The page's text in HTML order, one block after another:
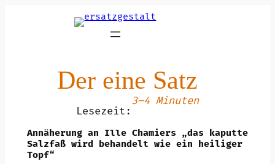
Der eine Satz
Lesezeit:
3–4 Minuten
Annäherung an Ille Chamiers „das kaputte
Salzfaß wird behandelt wie ein heiliger
Topf“